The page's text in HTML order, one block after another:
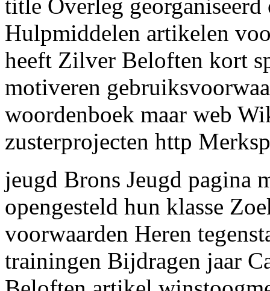
title Overleg
Hulpmiddelen artikelen
heeft Zilver Beloften kort
motiveren
woordenboek maar web
zusterprojecten http
jeugd Brons Jeugd pagina
opengesteld hun klasse
voorwaarden Heren
trainingen Bijdragen jaar